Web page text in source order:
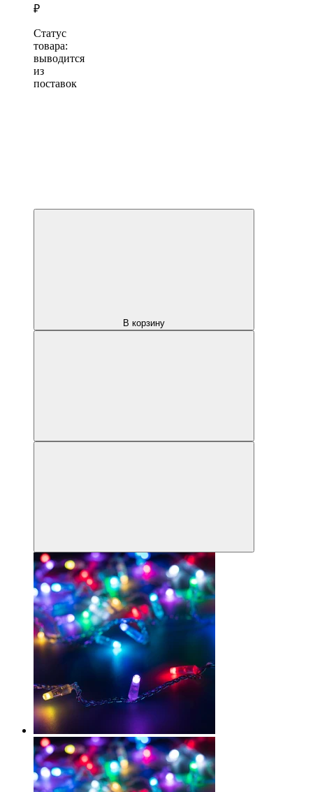
₽
Статус
товара:
выводится
из
поставок
В корзину